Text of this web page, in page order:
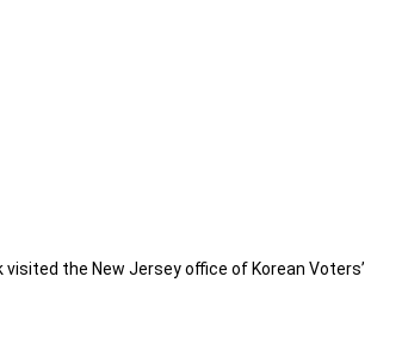
the New Jersey office of Korean Voters’